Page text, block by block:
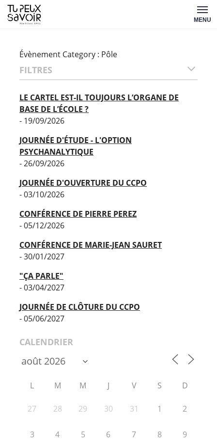
Aller
au
MENU
Évènement Category : Pôle
FILTRES
LE CARTEL EST-IL TOUJOURS L’ORGANE DE
BASE DE L’ÉCOLE ?
- 19/09/2026
JOURNÉE D'ÉTUDE - L'OPTION
PSYCHANALYTIQUE
- 26/09/2026
JOURNÉE D'OUVERTURE DU CCPO
- 03/10/2026
CONFÉRENCE DE PIERRE PEREZ
- 05/12/2026
CONFÉRENCE DE MARIE-JEAN SAURET
- 30/01/2027
"ÇA PARLE"
- 03/04/2027
JOURNÉE DE CLÔTURE DU CCPO
- 05/06/2027
CALENDRIER
L M M J V S D
27 28 29 30 31 1 2
3 4 5 6 7 8 9